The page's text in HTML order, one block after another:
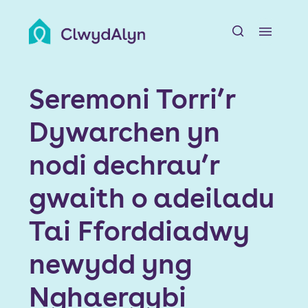
Amdanom ni
Adnoddau Preswylwyr
Chwiliwch am Gartref
Ein Datblygiadau
Newyddion a Digwyddiadau
Swyddi
Cyswllt
Seremoni Torri’r
Dywarchen yn
nodi dechrau’r
gwaith o adeiladu
Tai Fforddiadwy
newydd yng
Nghaergybi